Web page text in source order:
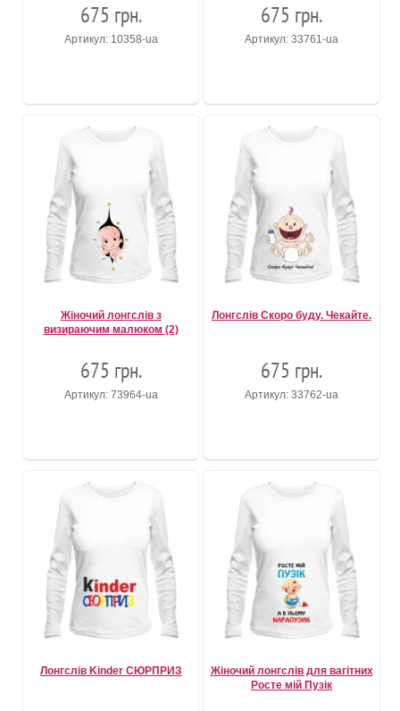
675 грн.
Артикул: 10358-ua
675 грн.
Артикул: 33761-ua
Жіночий лонгслів з
визираючим малюком (2)
675 грн.
Артикул: 73964-ua
Лонгслів Скоро буду. Чекайте.
675 грн.
Артикул: 33762-ua
Лонгслів Kinder СЮРПРИЗ
Жіночий лонгслів для вагітних
Росте мій Пузік